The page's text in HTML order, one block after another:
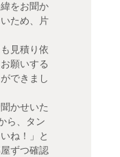
をお聞か
ため、片
見積り依
願いする
できまし
かせいた
ら、タン
ね！」と
ずつ確認